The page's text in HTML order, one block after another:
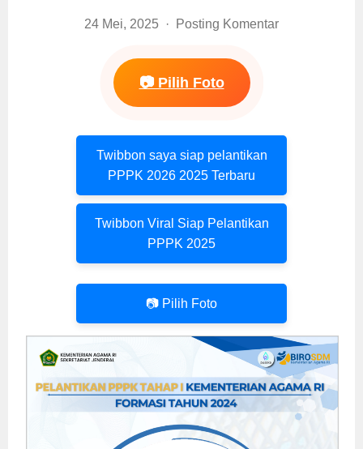
24 Mei, 2025 Posting Komentar
📷 Pilih Foto
Twibbon saya siap pelantikan
PPPK 2026 2025 Terbaru
Twibbon Viral Siap Pelantikan
PPPK 2025
📷 Pilih Foto